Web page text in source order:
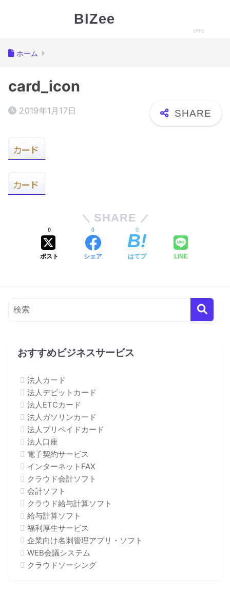
BIZee
ホーム
card_icon
2019年1月17日
SHARE
ポスト
0
シェア
0
はてブ
0
LINE
おすすめビジネスサービス
法人カード
法人デビットカード
法人ETCカード
法人ガソリンカード
法人プリペイドカード
法人口座
電子契約サービス
インターネットFAX
クラウド会計ソフト
会計ソフト
クラウド給与計算ソフト
給与計算ソフト
福利厚生サービス
企業向け名刺管理アプリ・ソフト
WEB会議システム
クラウドソーシング